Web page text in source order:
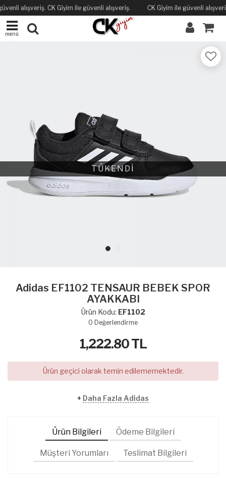
alışveriş. CK Giyim ile güvenli alışveriş. CK Giyim ile güvenli
menü
TÜKENDİ
Adidas EF1102 TENSAUR BEBEK SPOR
AYAKKABI
Ürün Kodu: EF1102
0 Değerlendirme
1,222.80TL
Ürün geçici olarak temin edilememektedir.
+ Daha Fazla Adidas
Ürün Bilgileri Ödeme Bilgileri
Müşteri Yorumları Teslimat Bilgileri